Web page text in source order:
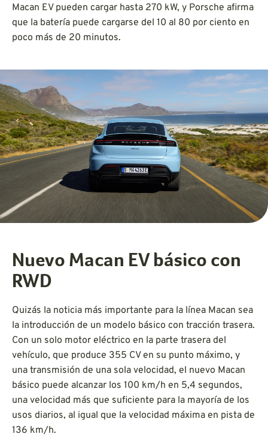
Macan EV pueden cargar hasta 270 kW, y Porsche afirma
que la batería puede cargarse del 10 al 80 por ciento en
poco más de 20 minutos.
Nuevo Macan EV básico con
RWD
Quizás la noticia más importante para la línea Macan sea
la introducción de un modelo básico con tracción trasera.
Con un solo motor eléctrico en la parte trasera del
vehículo, que produce 355 CV en su punto máximo, y
una transmisión de una sola velocidad, el nuevo Macan
básico puede alcanzar los 100 km/h en 5,4 segundos,
una velocidad más que suficiente para la mayoría de los
usos diarios, al igual que la velocidad máxima en pista de
136 km/h.